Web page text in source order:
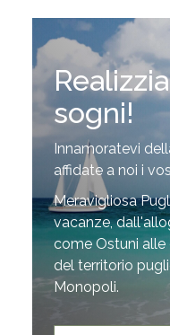
sogni!
Innamoratevi
affidate a noi i
Meravigliosa
vacanze,
come Ostuni alle
del territorio
Monopoli.